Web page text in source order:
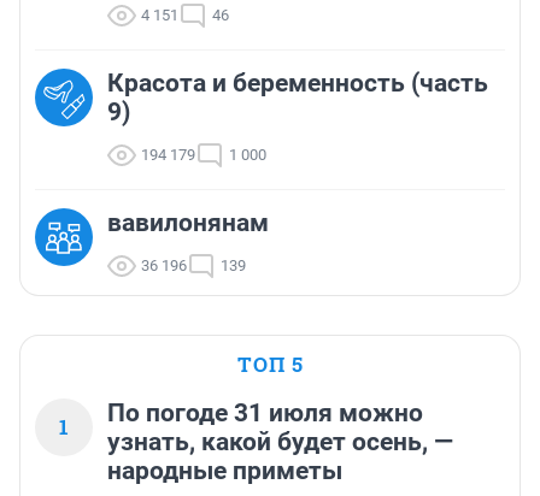
4 151 46
Красота и беременность (часть
9)
194 179 1 000
вавилонянам
36 196 139
ТОП 5
1
По погоде 31 июля можно
узнать, какой будет осень, —
народные приметы